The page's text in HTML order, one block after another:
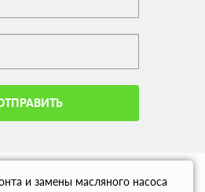
и замены масляного насоса